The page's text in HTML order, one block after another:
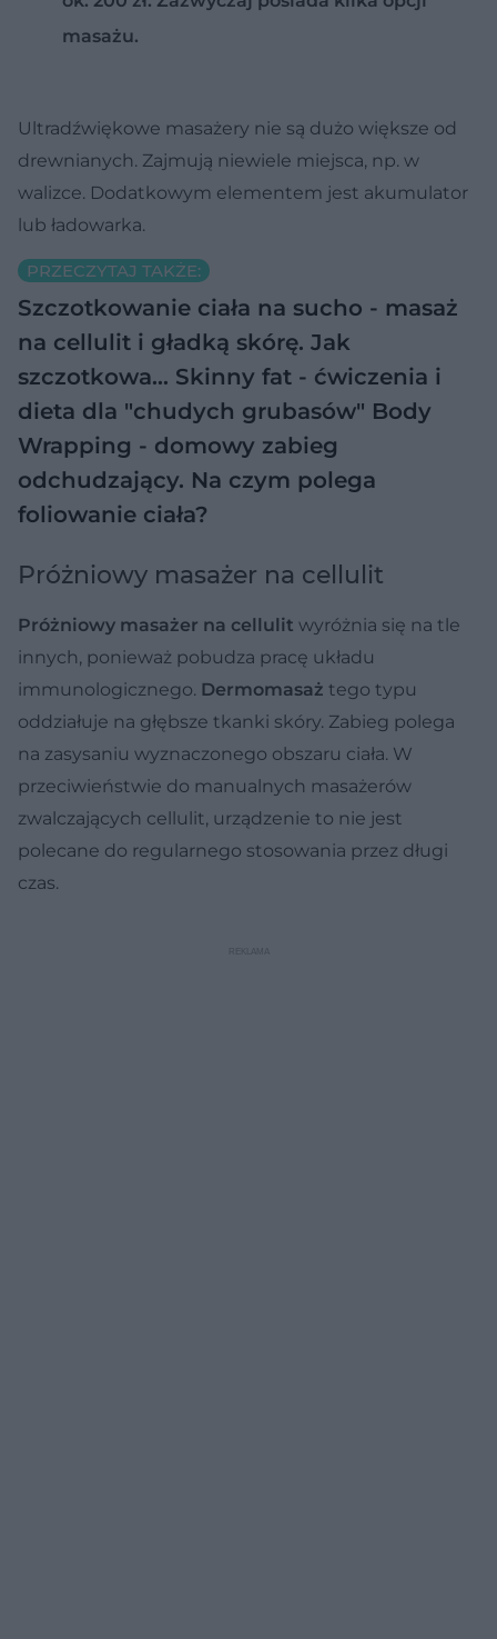
masażu.
Ultradźwiękowe masażery nie są dużo większe od
drewnianych. Zajmują niewiele miejsca, np. w
walizce. Dodatkowym elementem jest akumulator
lub ładowarka.
PRZECZYTAJ TAKŻE:
Szczotkowanie ciała na sucho - masaż
na cellulit i gładką skórę. Jak
szczotkowa… Skinny fat - ćwiczenia i
dieta dla "chudych grubasów" Body
Wrapping - domowy zabieg
odchudzający. Na czym polega
foliowanie ciała?
Próżniowy masażer na cellulit
Próżniowy masażer na cellulit wyróżnia się na tle
innych, ponieważ pobudza pracę układu
immunologicznego. Dermomasaż tego typu
oddziałuje na głębsze tkanki skóry. Zabieg polega
na zasysaniu wyznaczonego obszaru ciała. W
przeciwieństwie do manualnych masażerów
zwalczających cellulit, urządzenie to nie jest
polecane do regularnego stosowania przez długi
czas.